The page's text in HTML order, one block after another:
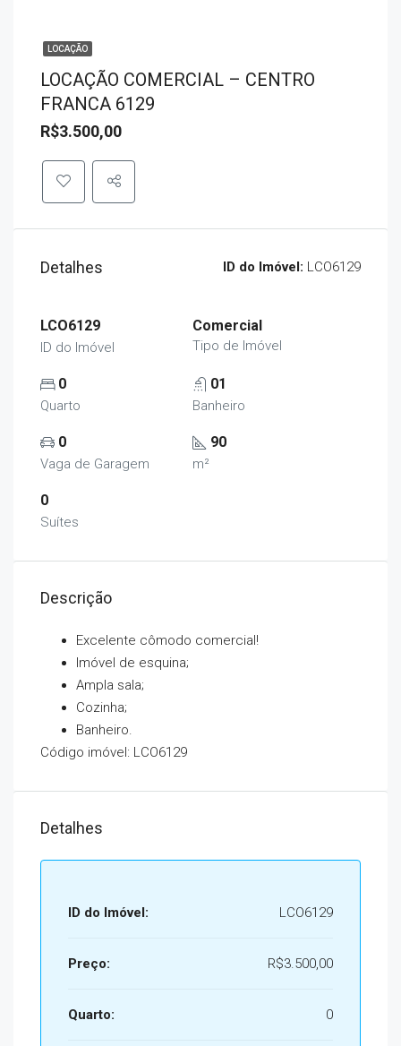
LOCAÇÃO
LOCAÇÃO COMERCIAL – CENTRO
FRANCA 6129
R$3.500,00
Detalhes ID do Imóvel: LCO6129
LCO6129
ID do Imóvel
Comercial
Tipo de Imóvel
0
Quarto
01
Banheiro
0
Vaga de Garagem
90
m²
0
Suítes
Descrição
Excelente cômodo comercial!
Imóvel de esquina;
Ampla sala;
Cozinha;
Banheiro.
Código imóvel: LCO6129
Detalhes
ID do Imóvel: LCO6129
Preço: R$3.500,00
Quarto: 0